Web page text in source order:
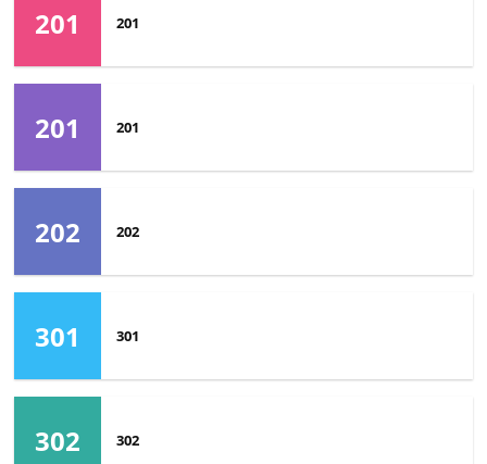
201 201
201 201
202 202
301 301
302 302